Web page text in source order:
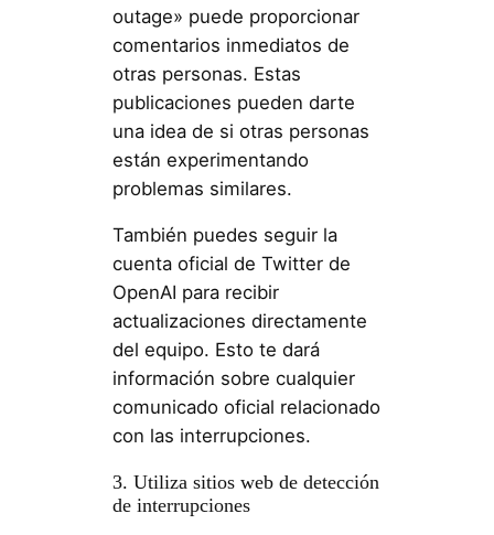
outage» puede proporcionar
comentarios inmediatos de
otras personas. Estas
publicaciones pueden darte
una idea de si otras personas
están experimentando
problemas similares.
También puedes seguir la
cuenta oficial de Twitter de
OpenAI para recibir
actualizaciones directamente
del equipo. Esto te dará
información sobre cualquier
comunicado oficial relacionado
con las interrupciones.
3. Utiliza sitios web de detección
de interrupciones